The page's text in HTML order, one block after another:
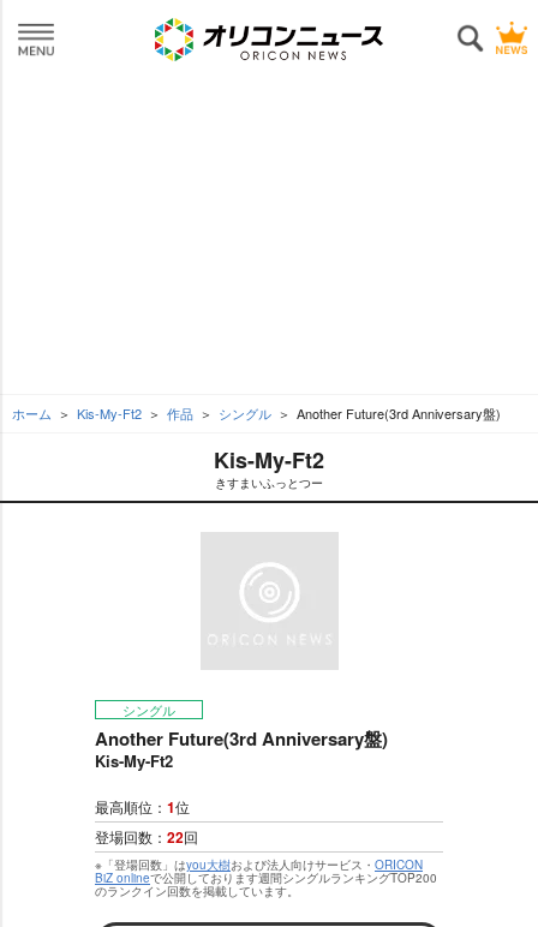
ホーム Kis-My-Ft2 作品 シングル Another Future(3rd Anniversary盤)
Kis-My-Ft2
きすまいふっとつー
シングル
Another Future(3rd Anniversary盤)
Kis-My-Ft2
最高順位： 1位
登場回数： 22回
※「登場回数」はyou大樹および法人向けサービス・ ORICON
BiZ onlineで公開しております週間シングルランキングTOP200
のランクイン回数を掲載しています。